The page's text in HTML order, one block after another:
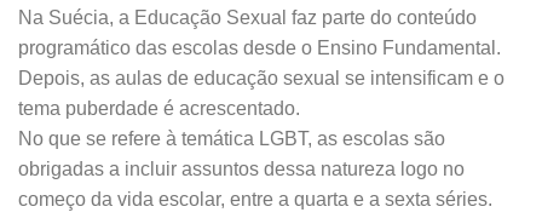
Na Suécia, a Educação Sexual faz parte do conteúdo
programático das escolas desde o Ensino Fundamental.
Depois, as aulas de educação sexual se intensificam e o
tema puberdade é acrescentado.
No que se refere à temática LGBT, as escolas são
obrigadas a incluir assuntos dessa natureza logo no
começo da vida escolar, entre a quarta e a sexta séries.